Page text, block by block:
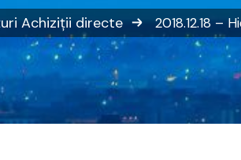
Achiziții directe 2018.12.18 –